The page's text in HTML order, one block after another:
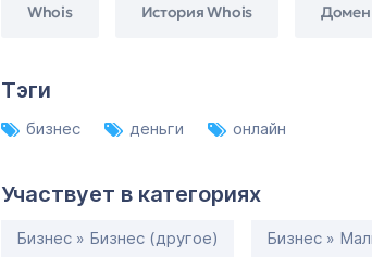
Whois История Whois
Тэги
бизнес деньги онлайн
Участвует в категориях
Бизнес » Бизнес (другое) Бизнес »